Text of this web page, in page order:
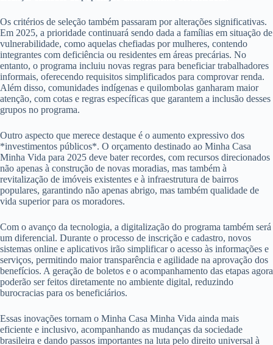
Os critérios de seleção também passaram por alterações significativas.
Em 2025, a prioridade continuará sendo dada a famílias em situação de
vulnerabilidade, como aquelas chefiadas por mulheres, contendo
integrantes com deficiência ou residentes em áreas precárias. No
entanto, o programa incluiu novas regras para beneficiar trabalhadores
informais, oferecendo requisitos simplificados para comprovar renda.
Além disso, comunidades indígenas e quilombolas ganharam maior
atenção, com cotas e regras específicas que garantem a inclusão desses
grupos no programa.
Outro aspecto que merece destaque é o aumento expressivo dos
*investimentos públicos*. O orçamento destinado ao Minha Casa
Minha Vida para 2025 deve bater recordes, com recursos direcionados
não apenas à construção de novas moradias, mas também à
revitalização de imóveis existentes e à infraestrutura de bairros
populares, garantindo não apenas abrigo, mas também qualidade de
vida superior para os moradores.
Com o avanço da tecnologia, a digitalização do programa também será
um diferencial. Durante o processo de inscrição e cadastro, novos
sistemas online e aplicativos irão simplificar o acesso às informações e
serviços, permitindo maior transparência e agilidade na aprovação dos
benefícios. A geração de boletos e o acompanhamento das etapas agora
poderão ser feitos diretamente no ambiente digital, reduzindo
burocracias para os beneficiários.
Essas inovações tornam o Minha Casa Minha Vida ainda mais
eficiente e inclusivo, acompanhando as mudanças da sociedade
brasileira e dando passos importantes na luta pelo direito universal à